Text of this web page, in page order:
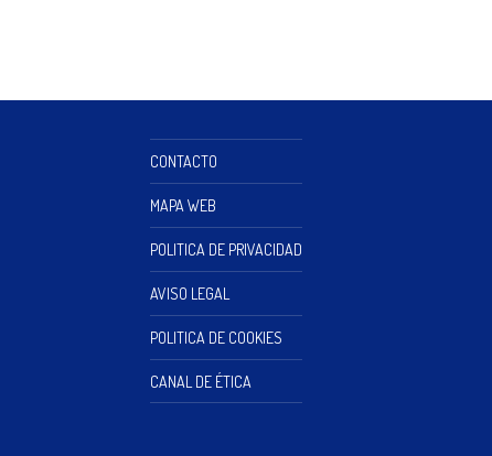
CONTACTO
MAPA WEB
POLITICA DE PRIVACIDAD
AVISO LEGAL
POLITICA DE COOKIES
CANAL DE ÉTICA